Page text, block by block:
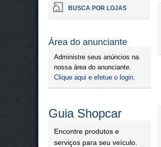
BUSCA POR LOJAS
Área do anunciante
Administre seus anúncios na
nossa área do anunciante.
Clique aqui e efetue o login.
Guia Shopcar
Encontre produtos e
serviços para seu veículo.